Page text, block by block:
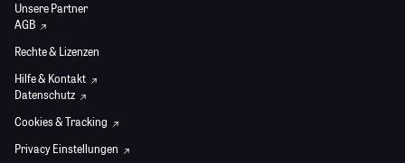
Unsere Partner
AGB
Rechte & Lizenzen
Hilfe & Kontakt
Datenschutz
Cookies & Tracking
Privacy Einstellungen